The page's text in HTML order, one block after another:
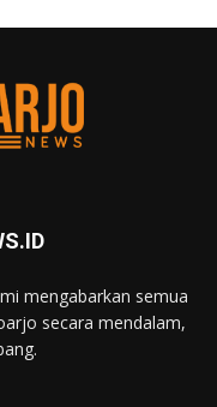
mengabarkan semua
secara mendalam,